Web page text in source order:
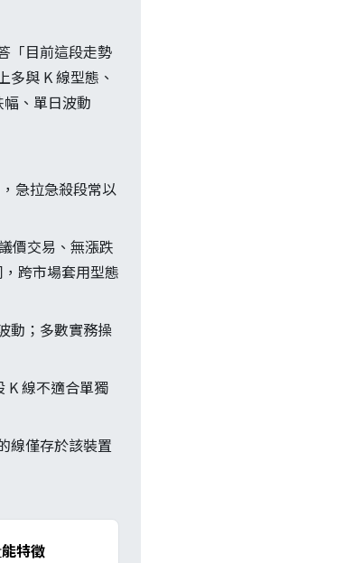
「目前這段走勢
與 K 線型態、
、單日波動
急拉急殺段常以
價交易、無漲跌
跨市場套用型態
動；多數實務操
K 線不適合單獨
線僅存於該裝置
特徵